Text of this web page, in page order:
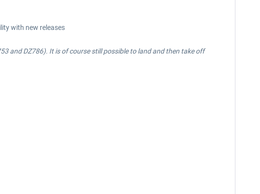
with new releases
and DZ786). It is of course still possible to land and then take off